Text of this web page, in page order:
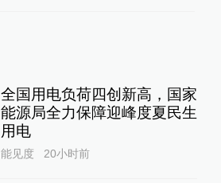
全国用电负荷四创新高，国家
能源局全力保障迎峰度夏民生
用电
能见度 20小时前